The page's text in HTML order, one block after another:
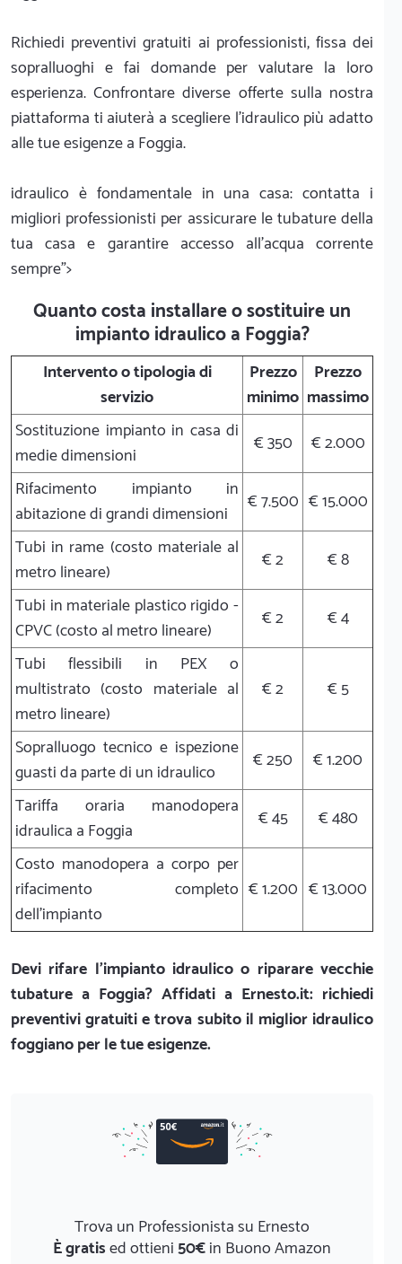
Richiedi preventivi gratuiti ai professionisti, fissa dei
sopralluoghi e fai domande per valutare la loro
esperienza. Confrontare diverse offerte sulla nostra
piattaforma ti aiuterà a scegliere l'idraulico più adatto
alle tue esigenze a Foggia.
idraulico è fondamentale in una casa: contatta i
migliori professionisti per assicurare le tubature della
tua casa e garantire accesso all'acqua corrente
sempre">
Quanto costa installare o sostituire un
impianto idraulico a Foggia?
Intervento o tipologia di
servizio
Prezzo
minimo
Prezzo
massimo
Sostituzione impianto in casa di
medie dimensioni
€ 350
€ 2.000
Rifacimento impianto in
abitazione di grandi dimensioni
€ 7.500 € 15.000
Tubi in rame (costo materiale al
metro lineare)
€ 2
€ 8
Tubi in materiale plastico rigido -
CPVC (costo al metro lineare)
€ 2
€ 4
Tubi flessibili in PEX o
multistrato (costo materiale al
metro lineare)
€ 2 € 5
Sopralluogo tecnico e ispezione
guasti da parte di un idraulico
€ 250
€ 1.200
Tariffa oraria manodopera
idraulica a Foggia
€ 45
€ 480
Costo manodopera a corpo per
rifacimento completo
dell'impianto
€ 1.200 € 13.000
Devi rifare l'impianto idraulico o riparare vecchie
tubature a Foggia? Affidati a Ernesto.it: richiedi
preventivi gratuiti e trova subito il miglior idraulico
foggiano per le tue esigenze.
Trova un Professionista su Ernesto
È gratised ottieni50€in Buono Amazon